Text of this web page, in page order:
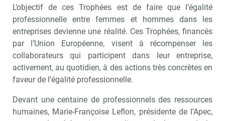
L’objectif de ces Trophées est de faire que l’égalité
professionnelle entre femmes et hommes dans les
entreprises devienne une réalité. Ces Trophées, financés
par l’Union Européenne, visent à récompenser les
collaborateurs qui participent dans leur entreprise,
activement, au quotidien, à des actions très concrètes en
faveur de l’égalité professionnelle.
Devant une centaine de professionnels des ressources
humaines, Marie-Françoise Leflon, présidente de l’Apec,